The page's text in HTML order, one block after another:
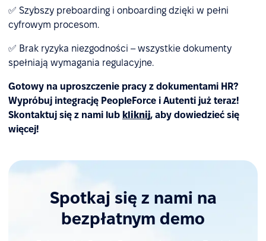
✅ Szybszy preboarding i onboarding dzięki w pełni
cyfrowym procesom.
✅ Brak ryzyka niezgodności – wszystkie dokumenty
spełniają wymagania regulacyjne.
Gotowy na uproszczenie pracy z dokumentami HR?
Wypróbuj integrację PeopleForce i Autenti już teraz!
Skontaktuj się z nami lub kliknij, aby dowiedzieć się
więcej!
Spotkaj się z nami na
bezpłatnym demo